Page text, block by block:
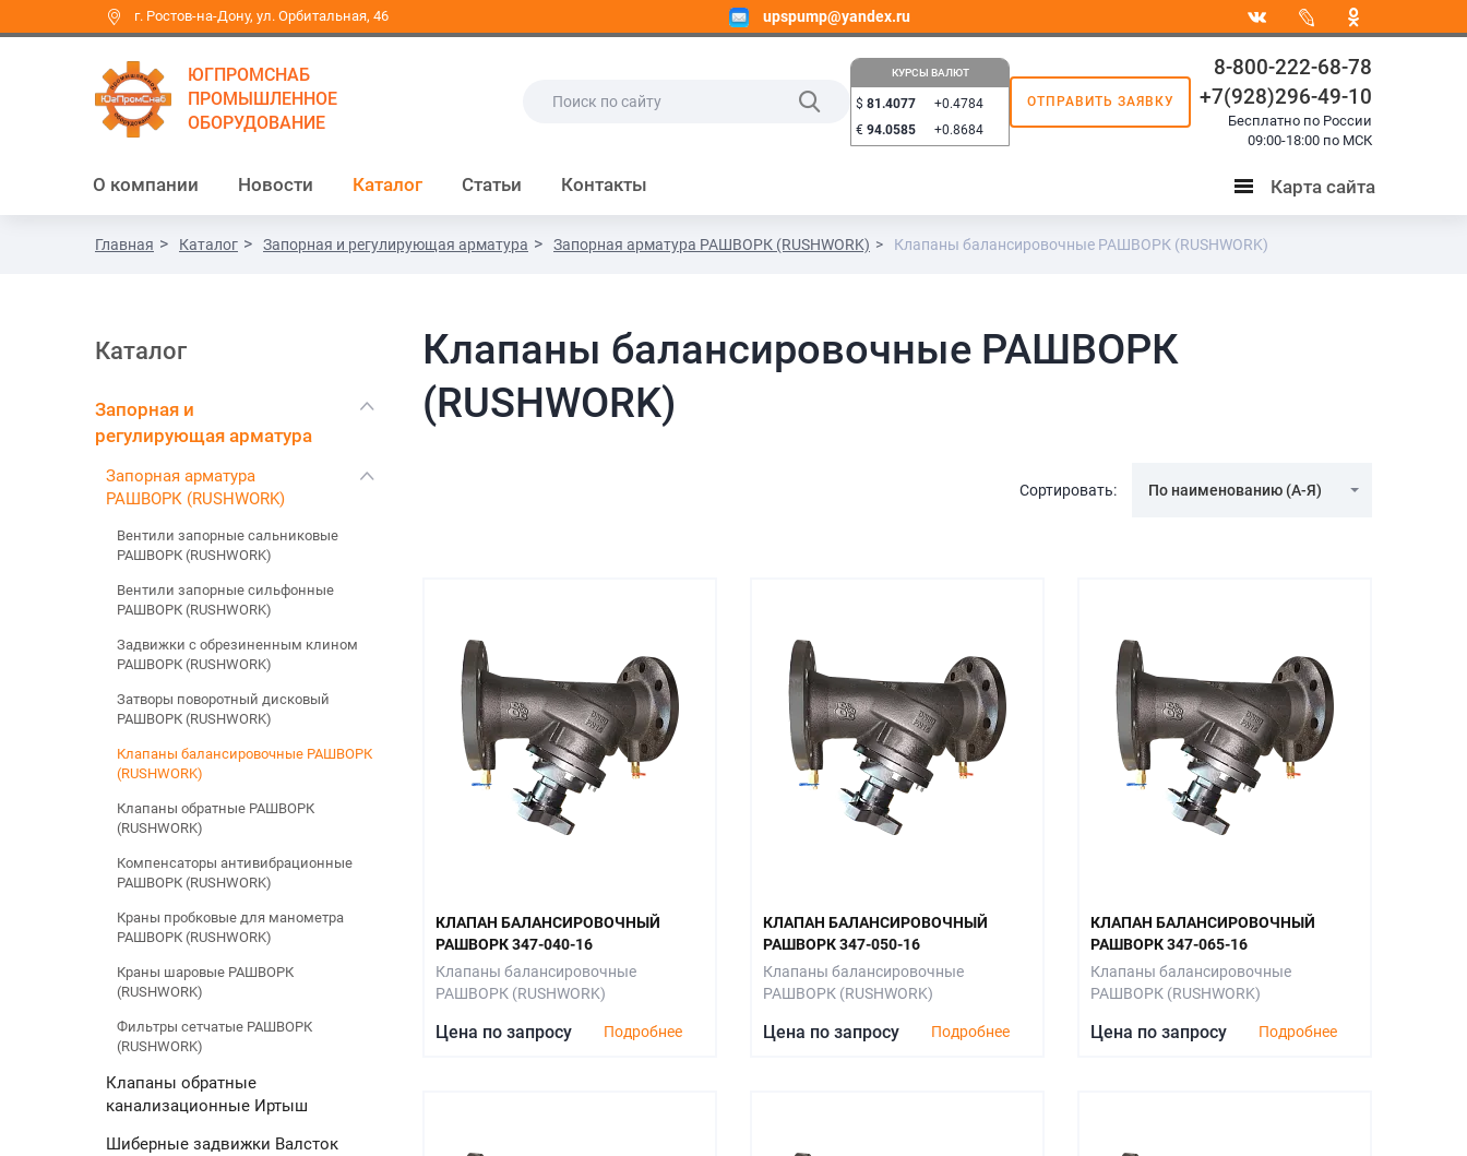
г. Ростов-на-Дону, ул. Орбитальная, 46 upspump@yandex.ru
ЮГПРОМСНАБ
ПРОМЫШЛЕННОЕ
ОБОРУДОВАНИЕ
КУРСЫ ВАЛЮТ
$ 81.4077
€ 94.0585
+0.4784
+0.8684
ОТПРАВИТЬ ЗАЯВКУ
8-800-222-68-78
+7(928)296-49-10
Бесплатно по России
09:00-18:00 по МСК
О компании Новости Каталог Статьи Контакты
Карта
сайта
Карта сайта
Главная Каталог Запорная и регулирующая арматура Запорная арматура РАШВОРК (RUSHWORK) Клапаны балансировочные РАШВОРК (RUSHWORK)
Каталог
Запорная и
регулирующая арматура
Запорная арматура
РАШВОРК (RUSHWORK)
Вентили запорные сальниковые
РАШВОРК (RUSHWORK)
Вентили запорные сильфонные
РАШВОРК (RUSHWORK)
Задвижки с обрезиненным клином
РАШВОРК (RUSHWORK)
Затворы поворотный дисковый
РАШВОРК (RUSHWORK)
Клапаны балансировочные РАШВОРК
(RUSHWORK)
Клапаны обратные РАШВОРК
(RUSHWORK)
Компенсаторы антивибрационные
РАШВОРК (RUSHWORK)
Краны пробковые для манометра
РАШВОРК (RUSHWORK)
Краны шаровые РАШВОРК
(RUSHWORK)
Фильтры сетчатые РАШВОРК
(RUSHWORK)
Клапаны обратные
канализационные Иртыш
Шиберные задвижки Валсток
Клапаны балансировочные РАШВОРК
(RUSHWORK)
Сортировать: По наименованию (А-Я)
КЛАПАН БАЛАНСИРОВОЧНЫЙ
РАШВОРК 347-040-16
Клапаны балансировочные
РАШВОРК (RUSHWORK)
Цена по запросу Подробнее
КЛАПАН БАЛАНСИРОВОЧНЫЙ
РАШВОРК 347-050-16
Клапаны балансировочные
РАШВОРК (RUSHWORK)
Цена по запросу Подробнее
КЛАПАН БАЛАНСИРОВОЧНЫЙ
РАШВОРК 347-065-16
Клапаны балансировочные
РАШВОРК (RUSHWORK)
Цена по запросу Подробнее